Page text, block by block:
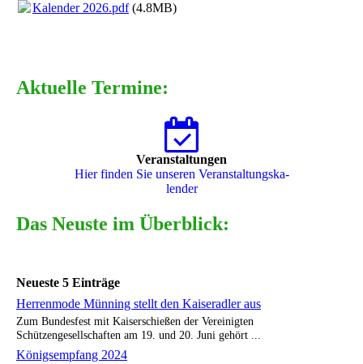
Kalender 2026.pdf(4.8MB)
Aktuelle Termine:
Veranstaltungen
Hier finden Sie unseren Ver­an­stal­tungs­ka­
len­der
Das Neuste im Überblick:
Neueste 5 Einträge
Herrenmode Münning stellt den Kaiseradler aus
Zum Bundesfest mit Kaiserschießen der Vereinigten
Schützengesellschaften am 19. und 20. Juni gehört ...
Königsempfang 2024